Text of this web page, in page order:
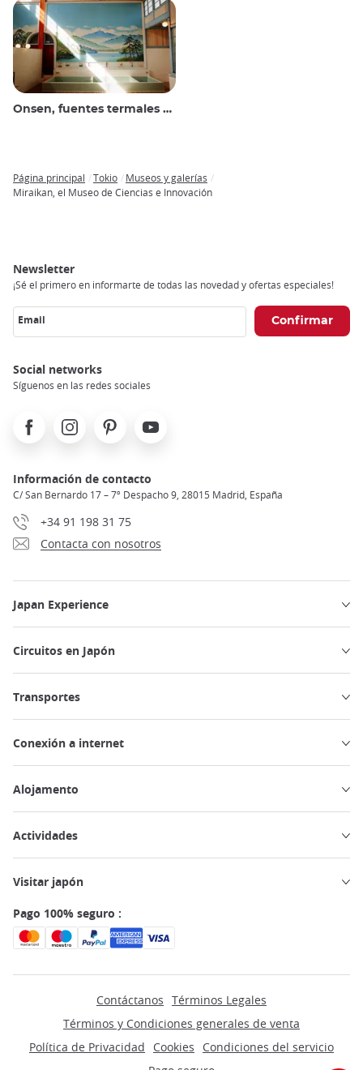
Onsen, fuentes termales y baños públicos
Breadcrumb
Página principal Tokio
Museos y galerías
Miraikan, el Museo de Ciencias e Innovación
Newsletter
¡Sé el primero en informarte de todas las novedad y ofertas especiales!
Email
Social networks
Síguenos en las redes sociales
FacebookInstagramPinterest Youtube
Información de contacto
C/ San Bernardo 17 – 7º Despacho 9, 28015 Madrid, España
+34 91 198 31 75
Contacta con nosotros
Japan Experience
Circuitos en Japón
Transportes
Conexión a internet
Alojamento
Actividades
Visitar japón
Pago 100% seguro :
Contáctanos Términos Legales
Términos y Condiciones generales de venta
Política de Privacidad
Cookies
Condiciones del servicio